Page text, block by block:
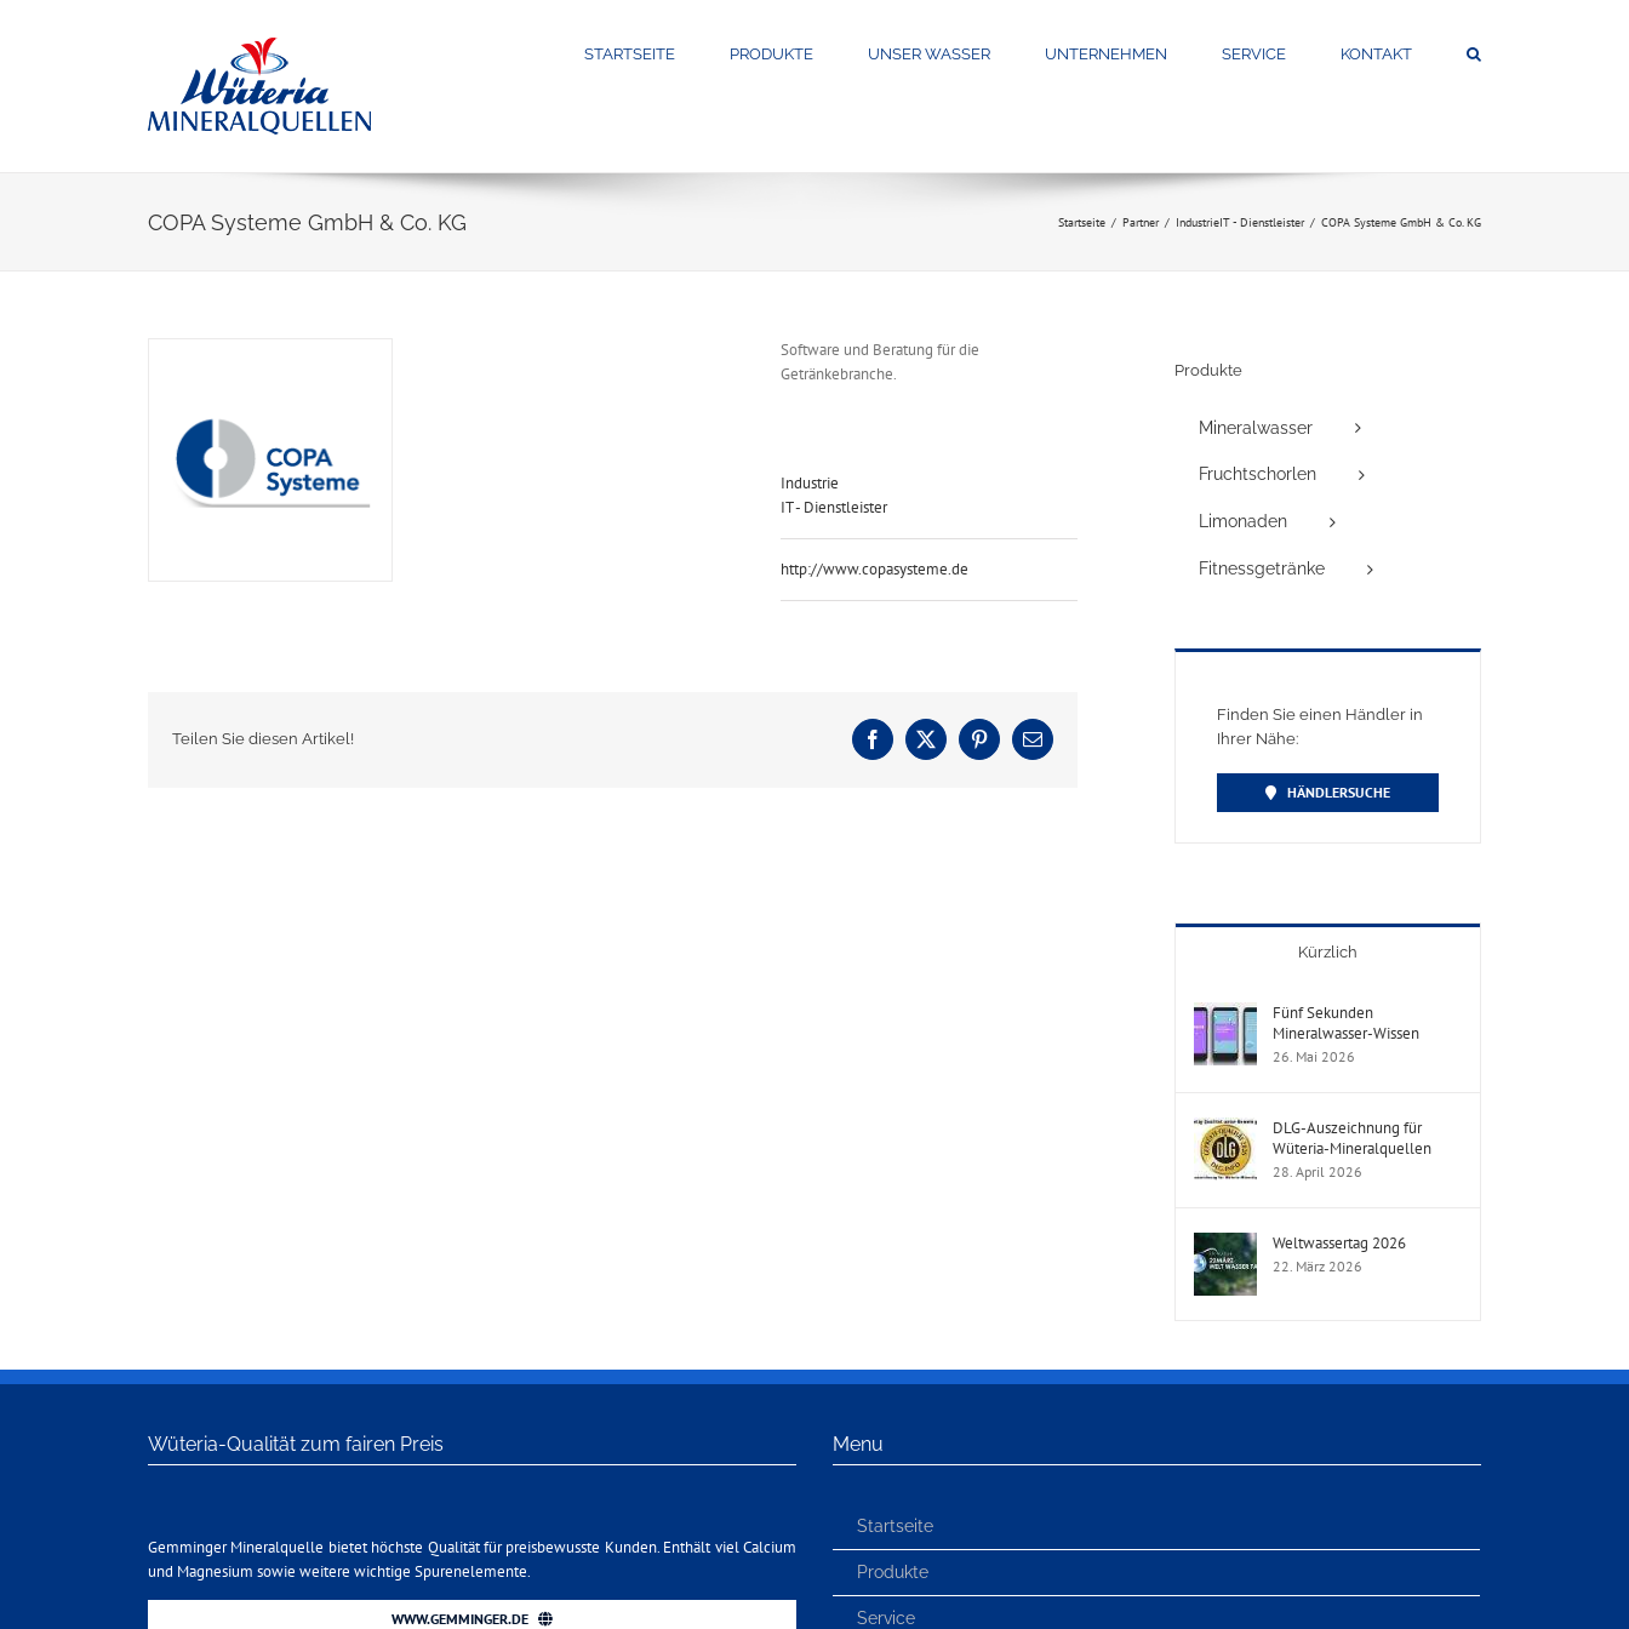
STARTSEITE PRODUKTE UNSER WASSER UNTERNEHMEN SERVICE KONTAKT
COPA Systeme GmbH & Co. KG Startseite Partner IndustrieIT - Dienstleister COPA Systeme GmbH & Co. KG
Software und Beratung für die
Getränkebranche.
Industrie
IT - Dienstleister
http://www.copasysteme.de
Teilen Sie diesen Artikel! Facebook
X PinterestE-
Produkte
Mineralwasser
Fruchtschorlen
Limonaden
Fitnessgetränke
Finden Sie einen Händler in
Ihrer Nähe:
HÄNDLERSUCHE
Kürzlich
Fünf Sekunden
Mineralwasser-Wissen
26. Mai 2026
DLG-Auszeichnung für
Wüteria-Mineralquellen
28. April 2026
Weltwassertag 2026
22. März 2026
Wüteria-Qualität zum fairen Preis
Gemminger Mineralquelle bietet höchste Qualität für preisbewusste Kunden. Enthält viel Calcium
und Magnesium sowie weitere wichtige Spurenelemente.
WWW.GEMMINGER.DE
Menu
Startseite
Produkte
Service